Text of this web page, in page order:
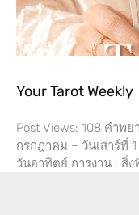
Your Tarot Weekly
Post Views: 108 คำพ
กรกฎาคม – วันเสาร์ที่​
วันอาทิตย์ การงาน​ : สิ่ง